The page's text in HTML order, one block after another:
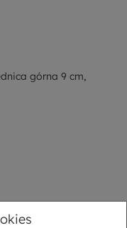
górna 9 cm,